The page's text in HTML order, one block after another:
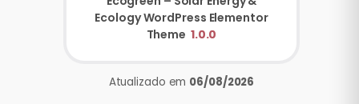
Ecology WordPress Elementor
Theme 1.0.0
Atualizado em 06/08/2026